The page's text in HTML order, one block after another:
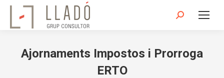
Search:
Ajornaments Impostos i Prorroga
ERTO